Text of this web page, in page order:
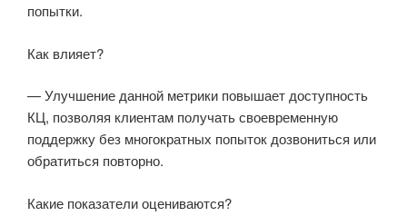
попытки.
Как влияет?
— Улучшение данной метрики повышает доступность
КЦ, позволяя клиентам получать своевременную
поддержку без многократных попыток дозвониться или
обратиться повторно.
Какие показатели оцениваются?